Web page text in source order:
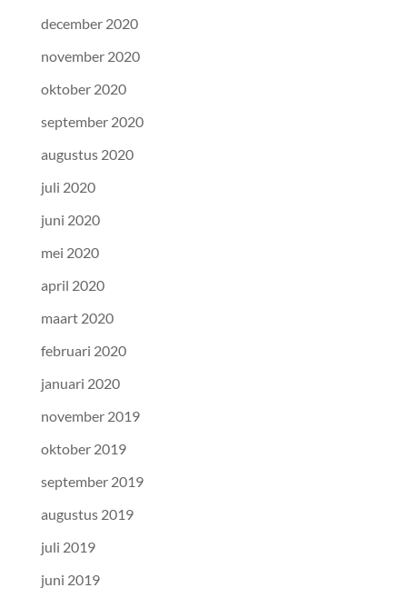
december 2020
november 2020
oktober 2020
september 2020
augustus 2020
juli 2020
juni 2020
mei 2020
april 2020
maart 2020
februari 2020
januari 2020
november 2019
oktober 2019
september 2019
augustus 2019
juli 2019
juni 2019